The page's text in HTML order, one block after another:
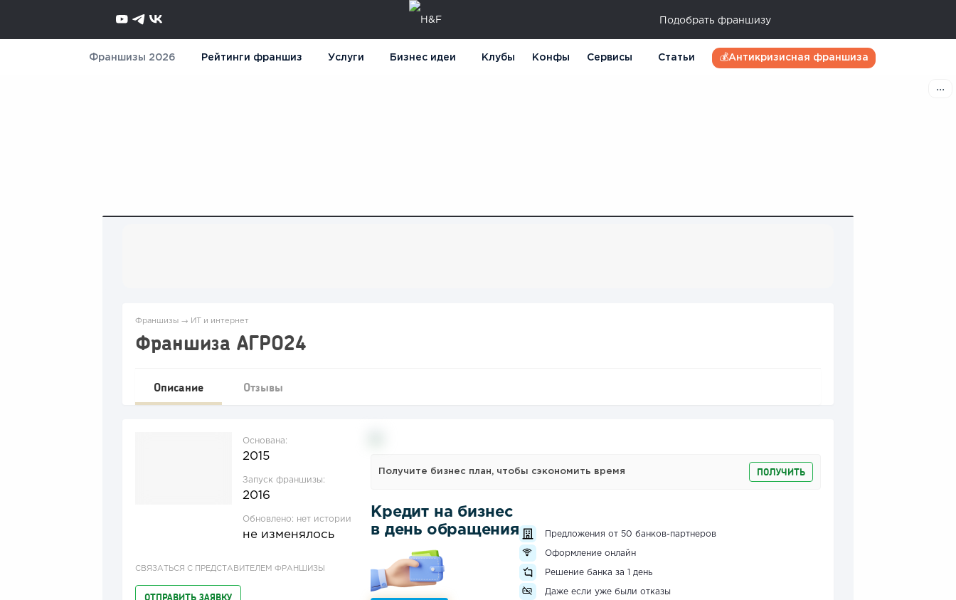
Подобрать франшизу
Франшизы 2026 Рейтинги франшиз Услуги Бизнес идеи Клубы Конфы Сервисы Статьи 💰Антикризисная франшиза
Франшизы → ИТ и интернет
Франшиза АГРО24
Описание Отзывы
Основана:
2015
Запуск франшизы:
2016
Обновлено: нет истории
не изменялось
СВЯЗАТЬСЯ С ПРЕДСТАВИТЕЛЕМ ФРАНШИЗЫ
ОТПРАВИТЬ ЗАЯВКУ
Получите бизнес план, чтобы сэкономить время ПОЛУЧИТЬ
Кредит на бизнес
в день обращения
Предложения от 50 банков-партнеров
Оформление онлайн
Решение банка за 1 день
Даже если уже были отказы